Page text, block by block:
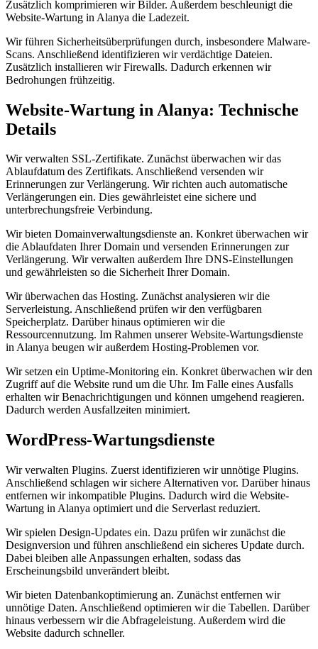
Zusätzlich komprimieren wir Bilder. Außerdem beschleunigt die
Website-Wartung in Alanya die Ladezeit.
Wir führen Sicherheitsüberprüfungen durch, insbesondere Malware-
Scans. Anschließend identifizieren wir verdächtige Dateien.
Zusätzlich installieren wir Firewalls. Dadurch erkennen wir
Bedrohungen frühzeitig.
Website-Wartung in Alanya: Technische
Details
Wir verwalten SSL-Zertifikate. Zunächst überwachen wir das
Ablaufdatum des Zertifikats. Anschließend versenden wir
Erinnerungen zur Verlängerung. Wir richten auch automatische
Verlängerungen ein. Dies gewährleistet eine sichere und
unterbrechungsfreie Verbindung.
Wir bieten Domainverwaltungsdienste an. Konkret überwachen wir
die Ablaufdaten Ihrer Domain und versenden Erinnerungen zur
Verlängerung. Wir verwalten außerdem Ihre DNS-Einstellungen
und gewährleisten so die Sicherheit Ihrer Domain.
Wir überwachen das Hosting. Zunächst analysieren wir die
Serverleistung. Anschließend prüfen wir den verfügbaren
Speicherplatz. Darüber hinaus optimieren wir die
Ressourcennutzung. Im Rahmen unserer Website-Wartungsdienste
in Alanya beugen wir außerdem Hosting-Problemen vor.
Wir setzen ein Uptime-Monitoring ein. Konkret überwachen wir den
Zugriff auf die Website rund um die Uhr. Im Falle eines Ausfalls
erhalten wir Benachrichtigungen und können umgehend reagieren.
Dadurch werden Ausfallzeiten minimiert.
WordPress-Wartungsdienste
Wir verwalten Plugins. Zuerst identifizieren wir unnötige Plugins.
Anschließend schlagen wir sichere Alternativen vor. Darüber hinaus
entfernen wir inkompatible Plugins. Dadurch wird die Website-
Wartung in Alanya optimiert und die Serverlast reduziert.
Wir spielen Design-Updates ein. Dazu prüfen wir zunächst die
Designversion und führen anschließend ein sicheres Update durch.
Dabei bleiben alle Anpassungen erhalten, sodass das
Erscheinungsbild unverändert bleibt.
Wir bieten Datenbankoptimierung an. Zunächst entfernen wir
unnötige Daten. Anschließend optimieren wir die Tabellen. Darüber
hinaus verbessern wir die Abfrageleistung. Außerdem wird die
Website dadurch schneller.